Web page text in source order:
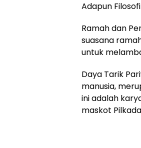
Adapun
Ramah dan
suasana
untuk
Daya Tarik
manusia,
ini adalah
maskot